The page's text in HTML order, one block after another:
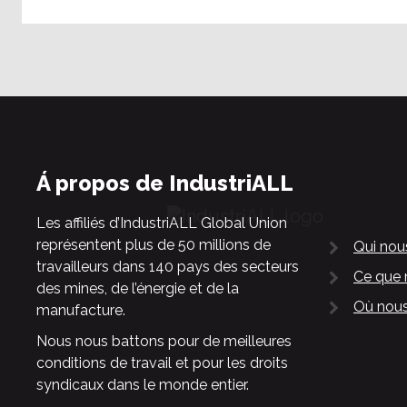
Á propos de IndustriALL
Les affiliés d’IndustriALL Global Union
représentent plus de 50 millions de
travailleurs dans 140 pays des secteurs
des mines, de l’énergie et de la
manufacture.
Nous nous battons pour de meilleures
conditions de travail et pour les droits
syndicaux dans le monde entier.
Qui
Ce que
Où